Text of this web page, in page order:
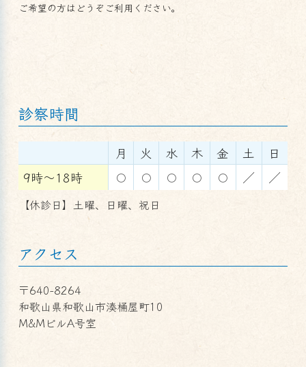
ご希望の方はどうぞご利用ください。
診察時間
月 火 水 木 金 土
日
9時～18時
〇 〇 〇 〇 〇 ／ ／
【休診日】土曜、日曜、祝日
アクセス
〒640-8264
和歌山県和歌山市湊桶屋町10
M&MビルA号室